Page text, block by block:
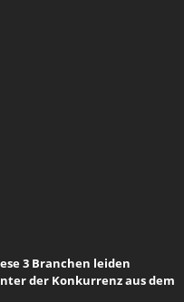
3 Branchen leiden
der Konkurrenz aus dem